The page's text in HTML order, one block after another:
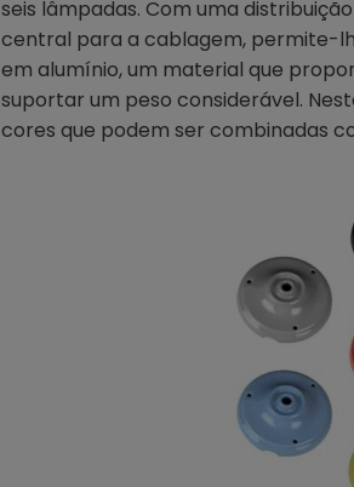
seis lâmpadas. Com uma
central para a cablagem, permite-
em alumínio, um material que
suportar um peso considerável.
cores que podem ser combinadas